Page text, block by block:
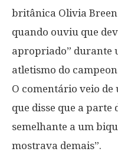
britânica Olivia
quando ouviu que
apropriado” durante
atletismo do
O comentário veio
que disse que a
semelhante a um
mostrava demais”.